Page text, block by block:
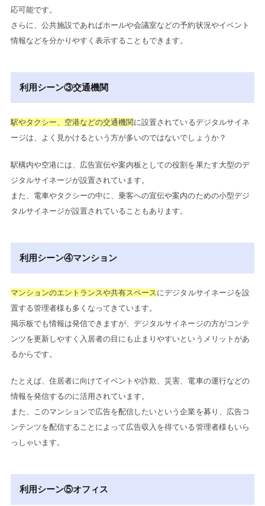
応可能です。
さらに、公共施設であればホールや会議室などの予約状況やイベント
情報などを分かりやすく表示することもできます。
利用シーン③交通機関
駅やタクシー、空港などの交通機関に設置されているデジタルサイネ
ージは、よく見かけるという方が多いのではないでしょうか？
駅構内や空港には、広告宣伝や案内板としての役割を果たす大型のデ
ジタルサイネージが設置されています。
また、電車やタクシーの中に、乗客への宣伝や案内のための小型デジ
タルサイネージが設置されていることもあります。
利用シーン④マンション
マンションのエントランスや共有スペース にデジタルサイネージを設
置する管理者様も多くなってきています。
掲示板でも情報は発信できますが、デジタルサイネージの方がコンテ
ンツを更新しやすく入居者の目にも止まりやすいというメリットがあ
るからです。
たとえば、住居者に向けてイベントや詐欺、災害、電車の運行などの
情報を発信するのに活用されています。
また、このマンションで広告を配信したいという企業を募り、広告コ
ンテンツを配信することによって広告収入を得ている管理者様もいら
っしゃいます。
利用シーン⑤オフィス